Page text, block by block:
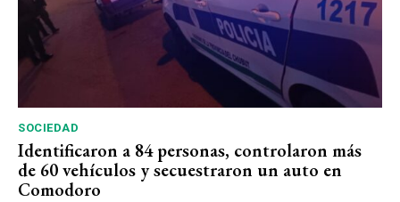
SOCIEDAD
Identificaron a 84 personas, controlaron más
de 60 vehículos y secuestraron un auto en
Comodoro